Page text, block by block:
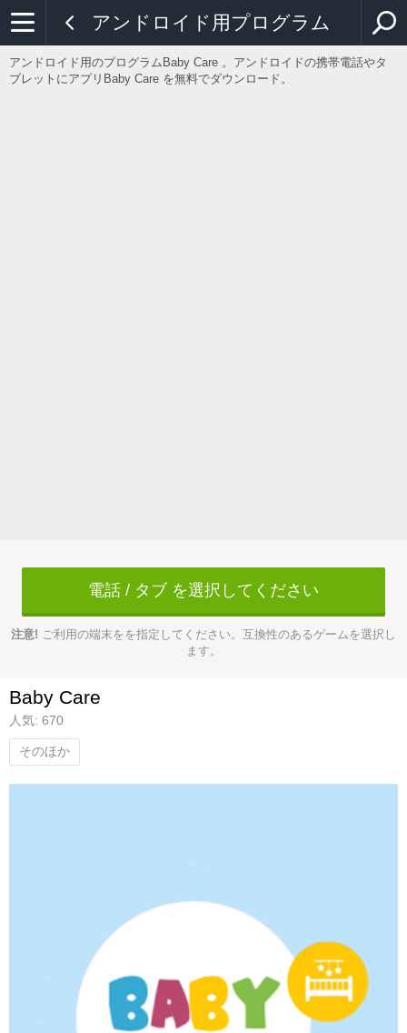
アンドロイド用プログラム
アンドロイド用のプログラムBaby Care 。アンドロイドの携帯電話やタ
ブレットにアプリBaby Care を無料でダウンロード。
電話 / タブ を選択してください
注意! ご利用の端末をを指定してください。互換性のあるゲームを選択し
ます。
Baby Care
人気: 670
そのほか